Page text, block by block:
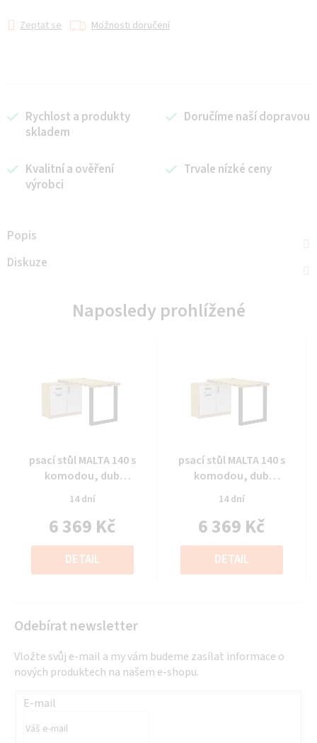
Zeptat se Možnosti doručení
Rychlost a produkty
skladem
Doručíme naší dopravou
Kvalitní a ověření
výrobci
Trvale nízké ceny
Popis
Diskuze
Naposledy prohlížené
Průměrné
hodnocení
produktu
je
0,0
z
5
psací stůl MALTA 140 s
komodou, dub
artisan/sv.šedá, 138x67cm
14 dní
6 369 Kč
Měrná
cena:
DETAIL
Průměrné
hodnocení
produktu
je
0,0
z
5
psací stůl MALTA 140 s
komodou, dub
artisan/sv.šedá, 138x67cm
14 dní
6 369 Kč
Měrná
cena:
DETAIL
Odebírat newsletter
Vložte svůj e-mail a my vám budeme zasílat informace o
nových produktech na našem e-shopu.
E-mail